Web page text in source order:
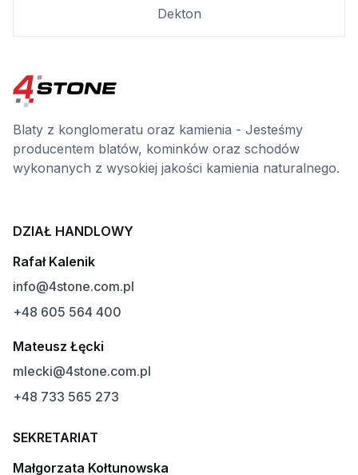
Dekton
Blaty z konglomeratu oraz kamienia - Jesteśmy
producentem blatów, kominków oraz schodów
wykonanych z wysokiej jakości kamienia naturalnego.
DZIAŁ HANDLOWY
Rafał Kalenik
info@4stone.com.pl
+48 605 564 400
Mateusz Łęcki
mlecki@4stone.com.pl
+48 733 565 273
SEKRETARIAT
Małgorzata Kołtunowska